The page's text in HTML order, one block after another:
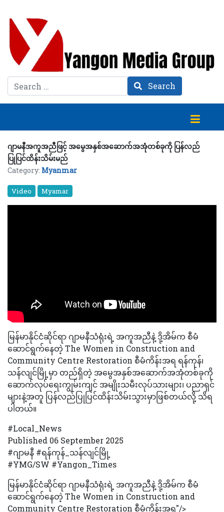
Search Search
ဂျာမနီအကူအညီဖြင့် အမွေအနှစ်အဆောက်အအုံတစ်ခုကို ပြန်လည်
ပြုပြင်ထိန်းသိမ်းမည်
Category: Myanmar
Video Myamar
မြန်မာနိုင်ငံဆိုင်ရာ ဂျာမနီသံရုံးရဲ့ အကူအညီနဲ့ ဒို့အိမ်က စီမံ
ဆောင်ရွက်နေတဲ့ The Women in Construction and
Community Centre Restoration စီမံကိန်းအရ ရန်ကုန်၊
သန်လျင်မြို့မှာ တည်ရှိတဲ့ အမွေအနှစ်အဆောက်အအုံတစ်ခုကို
ဆောက်လုပ်ရေးကျွမ်းကျင် အမျိုးသမီးလုပ်သားများ၊ ပညာရှင်
များနဲ့အတူ ပြန်လည်ပြုပြင်ထိန်းသိမ်းသွားမှာဖြစ်တယ်လို့ သိရ
ပါတယ်။
#Local_News
Published 06 September 2025
#ဂျာမနီ #ရန်ကုန်_သန်လျင်မြို့
#YMG/SW #Yangon_Times
မြန်မာနိုင်ငံဆိုင်ရာ ဂျာမနီသံရုံးရဲ့ အကူအညီနဲ့ ဒို့အိမ်က စီမံ
ဆောင်ရွက်နေတဲ့ The Women in Construction and
Community Centre Restoration စီမံကိန်းအရ"/>